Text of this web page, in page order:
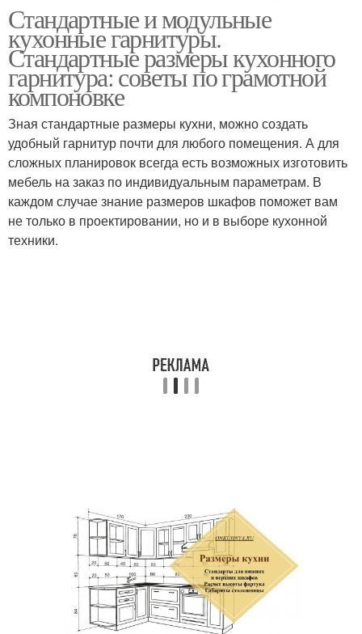
Шкафы для кухни Кухонные шкафы
Угловой шкаф-куп
Шкаф в зале Радиусные шкафы
Угловые шкафов-купы Угловые шифоньеры
Стандартные и модульные
кухонные гарнитуры.
Стандартные размеры кухонного
гарнитура: советы по грамотной
компоновке
Зная стандартные размеры кухни, можно создать
удобный гарнитур почти для любого помещения. А для
сложных планировок всегда есть возможных изготовить
мебель на заказ по индивидуальным параметрам. В
каждом случае знание размеров шкафов поможет вам
не только в проектировании, но и в выборе кухонной
техники.